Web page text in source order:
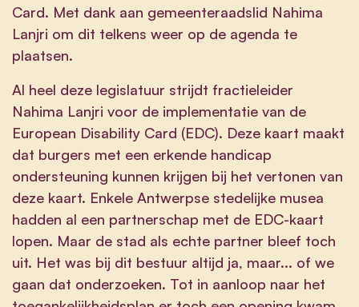
Card. Met dank aan gemeenteraadslid Nahima
Lanjri om dit telkens weer op de agenda te
plaatsen.
Al heel deze legislatuur strijdt fractieleider
Nahima Lanjri voor de implementatie van de
European Disability Card (EDC). Deze kaart maakt
dat burgers met een erkende handicap
ondersteuning kunnen krijgen bij het vertonen van
deze kaart. Enkele Antwerpse stedelijke musea
hadden al een partnerschap met de EDC-kaart
lopen. Maar de stad als echte partner bleef toch
uit. Het was bij dit bestuur altijd ja, maar... of we
gaan dat onderzoeken. Tot in aanloop naar het